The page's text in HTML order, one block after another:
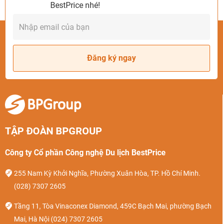
BestPrice nhé!
Đăng ký ngay
TẬP ĐOÀN BPGROUP
Công ty Cổ phần Công nghệ Du lịch BestPrice
255 Nam Kỳ Khởi Nghĩa, Phường Xuân Hòa, TP. Hồ Chí Minh.
(028) 7307 2605
Tầng 11, Tòa Vinaconex Diamond, 459C Bạch Mai, phường Bạch
Mai, Hà Nội (024) 7307 2605